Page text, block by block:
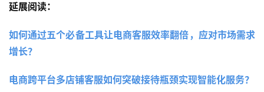
延展阅读：
如何通过五个必备工具让电商客服效率翻倍，应对市场需求
增长？
电商跨平台多店铺客服如何突破接待瓶颈实现智能化服务？